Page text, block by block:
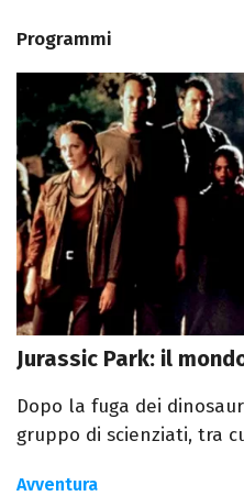
Programmi
Jurassic Park: il
Dopo la fuga dei
gruppo di scienziati, tra
Avventura